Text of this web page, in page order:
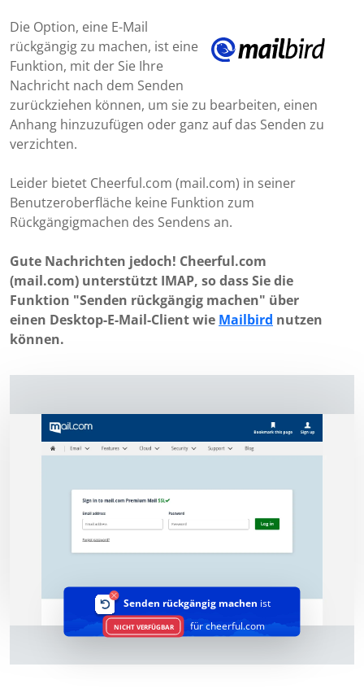
Die Option, eine E-Mail
rückgängig zu machen, ist eine
Funktion, mit der Sie Ihre
Nachricht nach dem Senden
zurückziehen können, um sie zu bearbeiten, einen
Anhang hinzuzufügen oder ganz auf das Senden zu
verzichten.
Leider bietet Cheerful.com (mail.com) in seiner
Benutzeroberfläche keine Funktion zum
Rückgängigmachen des Sendens an.
Gute Nachrichten jedoch! Cheerful.com
(mail.com) unterstützt IMAP, so dass Sie die
Funktion "Senden rückgängig machen" über
einen Desktop-E-Mail-Client wie Mailbird nutzen
können.
Senden rückgängig machen ist
NICHT VERFÜGBAR für cheerful.com